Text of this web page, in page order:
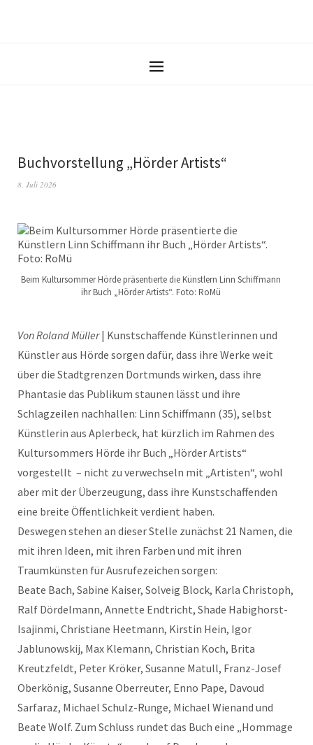
Buchvorstellung „Hörder Artists“
8. Juli 2026
Beim Kultursommer Hörde präsentierte die Künstlern Linn Schiffmann
ihr Buch „Hörder Artists“. Foto: RoMü
Von Roland Müller| Kunstschaffende Künstlerinnen und
Künstler aus Hörde sorgen dafür, dass ihre Werke weit
über die Stadtgrenzen Dortmunds wirken, dass ihre
Phantasie das Publikum staunen lässt und ihre
Schlagzeilen nachhallen: Linn Schiffmann (35), selbst
Künstlerin aus Aplerbeck, hat kürzlich im Rahmen des
Kultursommers Hörde ihr Buch „Hörder Artists“
vorgestellt – nicht zu verwechseln mit „Artisten“, wohl
aber mit der Überzeugung, dass ihre Kunstschaffenden
eine breite Öffentlichkeit verdient haben.
Deswegen stehen an dieser Stelle zunächst 21 Namen, die
mit ihren Ideen, mit ihren Farben und mit ihren
Traumkünsten für Ausrufezeichen sorgen:
Beate Bach, Sabine Kaiser, Solveig Block, Karla Christoph,
Ralf Dördelmann, Annette Endtricht, Shade Habighorst-
Isajinmi, Christiane Heetmann, Kirstin Hein, Igor
Jablunowskij, Max Klemann, Christian Koch, Brita
Kreutzfeldt, Peter Kröker, Susanne Matull, Franz-Josef
Oberkönig, Susanne Oberreuter, Enno Pape, Davoud
Sarfaraz, Michael Schulz-Runge, Michael Wienand und
Beate Wolf. Zum Schluss rundet das Buch eine „Hommage